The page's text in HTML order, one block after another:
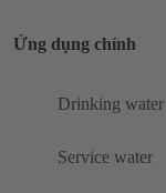
Ứng dụng chính
Drinking water
Service water